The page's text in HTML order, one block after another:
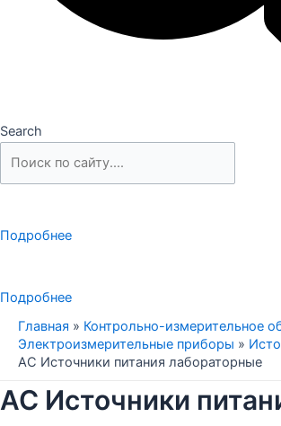
Search
Подробнее
Подробнее
Главная » Контрольно-измерительное
Электроизмерительные приборы »
AC Источники питания лабораторные
AC Источники